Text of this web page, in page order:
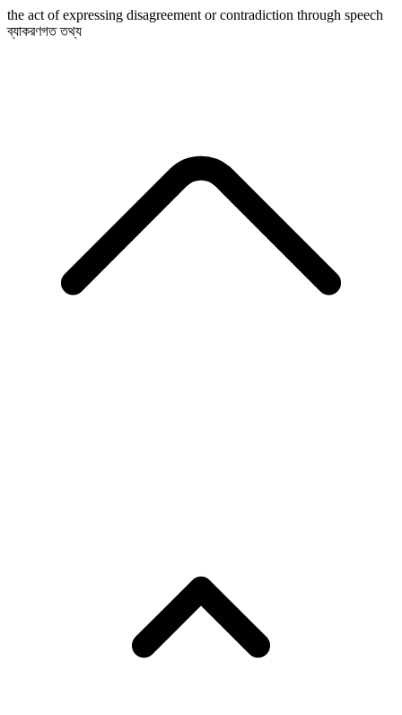
the act of expressing disagreement or contradiction through speech
ব্যাকরণগত তথ্য